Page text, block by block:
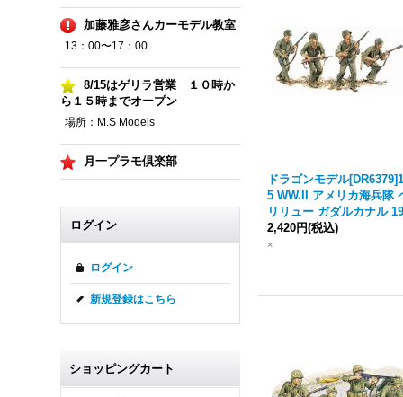
加藤雅彦さんカーモデル教室
13：00〜17：00
8/15はゲリラ営業 １０時か
ら１５時までオープン
場所：M.S Models
月一プラモ倶楽部
ログイン
ログイン
新規登録はこちら
ショッピングカート
ドラゴンモデル
5 WW.II アメリカ海兵隊
リリュー ガダルカナル
2,420円(税込)
×